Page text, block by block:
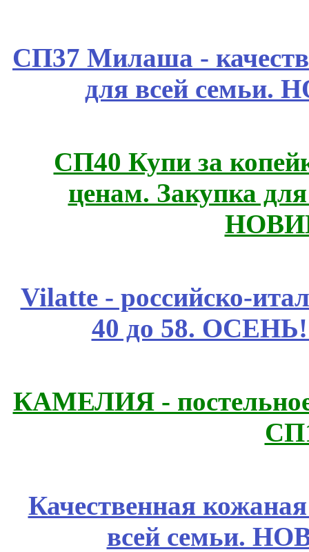
СП37 Милаша -
для всей семьи.
СП40 Купи за
ценам. Закупка
Vilatte - российско-
40 до 58.
КАМЕЛИЯ -
Качественная
всей семьи.